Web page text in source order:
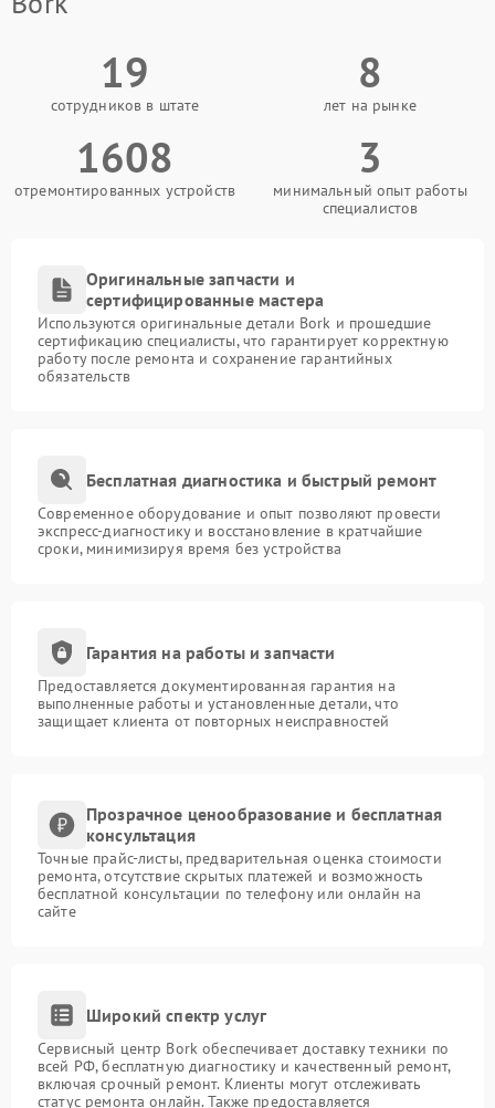
19
сотрудников в штате
8
лет на рынке
1608
отремонтированных устройств
3
минимальный опыт работы
специалистов
Оригинальные запчасти и
сертифицированные мастера
Используются оригинальные детали Bork и прошедшие
сертификацию специалисты, что гарантирует корректную
работу после ремонта и сохранение гарантийных
обязательств
Бесплатная диагностика и быстрый ремонт
Современное оборудование и опыт позволяют провести
экспресс-диагностику и восстановление в кратчайшие
сроки, минимизируя время без устройства
Гарантия на работы и запчасти
Предоставляется документированная гарантия на
выполненные работы и установленные детали, что
защищает клиента от повторных неисправностей
Прозрачное ценообразование и бесплатная
консультация
Точные прайс-листы, предварительная оценка стоимости
ремонта, отсутствие скрытых платежей и возможность
бесплатной консультации по телефону или онлайн на
сайте
Широкий спектр услуг
Сервисный центр Bork обеспечивает доставку техники по
всей РФ, бесплатную диагностику и качественный ремонт,
включая срочный ремонт. Клиенты могут отслеживать
статус ремонта онлайн. Также предоставляется